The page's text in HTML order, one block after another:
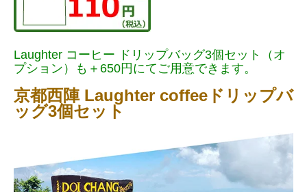
Laughter コーヒー ドリップバッグ3個セット（オ
プション）も＋650円にてご用意できます。
京都西陣 Laughter coffeeドリップバ
ッグ3個セット